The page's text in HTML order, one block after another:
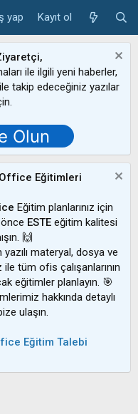
yap Kayıt ol
ile ilgili yeni haberler,
takip edeceğiniz yazılar
Olun
Eğitimleri
Eğitim planlarınız için
ESTE eğitim kalitesi
🙌
yazılı materyal, dosya ve
tüm ofis çalışanlarının
eğitimler planlayın. 🎯
hakkında detaylı
ulaşın.
Eğitim Talebi